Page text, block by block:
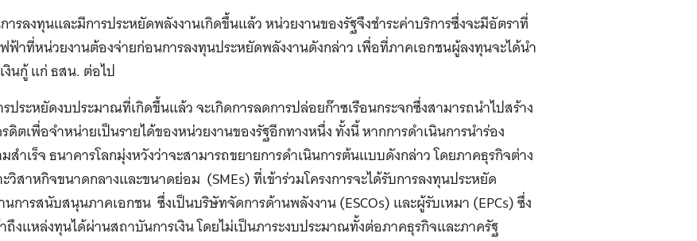
ารลงทุนและมีการประหยัดพลังงานเกิดขึ้นแล้ว หน่วยงานของรัฐจึงชำระค่าบริการซึ่งจะมีอัตราที่
ฟ้าที่หน่วยงานต้องจ่ายก่อนการลงทุนประหยัดพลังงานดังกล่าว เพื่อที่ภาคเอกชนผู้ลงทุนจะได้นำ
งินกู้ แก่ ธสน. ต่อไป
ประหยัดงบประมาณที่เกิดขึ้นแล้ว จะเกิดการลดการปล่อยก๊าซเรือนกระจกซึ่งสามารถนำไปสร้าง
ดิตเพื่อจำหน่ายเป็นรายได้ของหน่วยงานของรัฐอีกทางหนึ่ง ทั้งนี้ หากการดำเนินการนำร่อง
สำเร็จ ธนาคารโลกมุ่งหวังว่าจะสามารถขยายการดำเนินการต้นแบบดังกล่าว โดยภาคธุรกิจต่าง
วิสาหกิจขนาดกลางและขนาดย่อม (SMEs) ที่เข้าร่วมโครงการจะได้รับการลงทุนประหยัด
การสนับสนุนภาคเอกชน ซึ่งเป็นบริษัทจัดการด้านพลังงาน (ESCOs) และผู้รับเหมา (EPCs) ซึ่ง
ถึงแหล่งทุนได้ผ่านสถาบันการเงิน โดยไม่เป็นภาระงบประมาณทั้งต่อภาคธุรกิจและภาครัฐ